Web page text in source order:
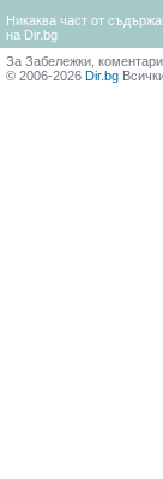
Никаква част от
на Dir.bg
За Забележки,
© 2006-2026 Dir.bg